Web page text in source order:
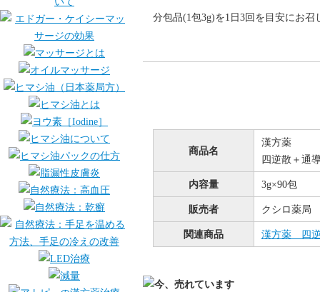
分包品(1包3g)を1日3回を目安にお召
商品名
漢方薬
四逆散＋通
内容量 3g×90包
販売者 クシロ薬局
関連商品 漢方薬 四